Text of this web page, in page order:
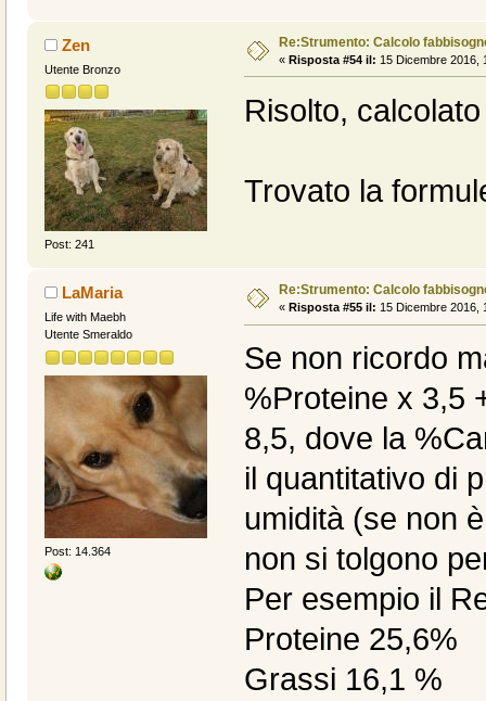
Zen
Utente Bronzo
Post: 241
Re:Strumento: Calcolo
« Risposta #54 il: 15 Dicembre 2016,
Risolto,
Trovato la
LaMaria
Life with Maebh
Utente Smeraldo
Post: 14.364
Re:Strumento: Calcolo
« Risposta #55 il: 15 Dicembre 2016,
Se non ricordo
%Proteine x 3,5
8,5, dove la
il quantitativo di
umidità (se non
non si tolgono
Per esempio il
Proteine 25,6%
Grassi 16,1 %